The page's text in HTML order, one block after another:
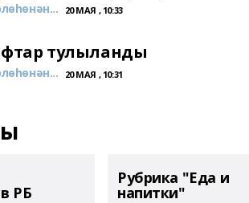
20 МАЯ , 10:33
тулыланды
20 МАЯ , 10:31
РБ
Рубрика "Еда и
напитки"